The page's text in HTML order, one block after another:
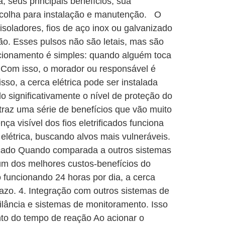
para instalação e manutenção. O
fios de aço inox ou galvanizado
Esses pulsos não são letais, mas são
é simples: quando alguém toca
isso, o morador ou responsável é
a cerca elétrica pode ser instalada
significativamente o nível de proteção do
uma série de benefícios que vão muito
visível dos fios eletrificados funciona
buscando alvos mais vulneráveis.
Quando comparada a outros sistemas
dos melhores custos-benefícios do
24 horas por dia, a cerca
4. Integração com outros sistemas de
e sistemas de monitoramento. Isso
do tempo de reação Ao acionar o